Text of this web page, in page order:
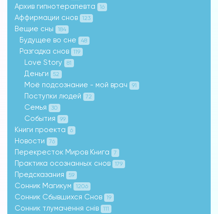
Архив гипнотерапевта 16
Аффирмации снов 123
Вещие сны 184
Будущее во сне 48
Разгадка снов 119
Love Story 81
Деньги 52
Моё подсознание - мой врач 91
Поступки людей 72
Семья 30
События 99
Книги проекта 6
Новости 76
Перекресток Миров Книга 7
Практика осознанных снов 179
Предсказания 59
Сонник Магикум 1206
Сонник Сбывшихся Снов 19
Сонник тлумачення снів 111